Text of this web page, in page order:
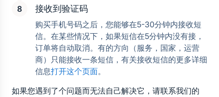
接收到验证码
购买手机号码之后，您能够在5-30分钟内接收短
信。在某些情况下，如果短信在5分钟内没有接，
订单将自动取消。有的方向（服务，国家，运营
商）只能接收一条短信，有关接收短信的更多详细
信息打开这个页面。
如果您遇到了个问题而无法自己解决它，请联系我们的